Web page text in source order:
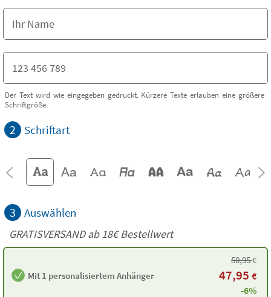
Der Text wird wie eingegeben gedruckt. Kürzere Texte erlauben eine größere
Schriftgröße.
2 Schriftart
3 Auswählen
GRATISVERSAND ab18€Bestellwert
Mit 1 personalisiertem Anhänger
50,95€
47,95 €
-6%